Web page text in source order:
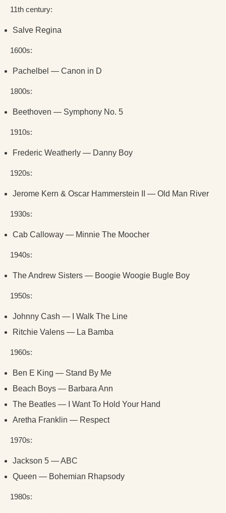
11th century:
Salve Regina
1600s:
Pachelbel — Canon in D
1800s:
Beethoven — Symphony No. 5
1910s:
Frederic Weatherly — Danny Boy
1920s:
Jerome Kern & Oscar Hammerstein II — Old Man River
1930s:
Cab Calloway — Minnie The Moocher
1940s:
The Andrew Sisters — Boogie Woogie Bugle Boy
1950s:
Johnny Cash — I Walk The Line
Ritchie Valens — La Bamba
1960s:
Ben E King — Stand By Me
Beach Boys — Barbara Ann
The Beatles — I Want To Hold Your Hand
Aretha Franklin — Respect
1970s:
Jackson 5 — ABC
Queen — Bohemian Rhapsody
1980s: